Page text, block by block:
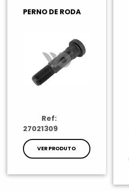
PERNO DE RODA
Ref:
27021309
VER PRODUTO